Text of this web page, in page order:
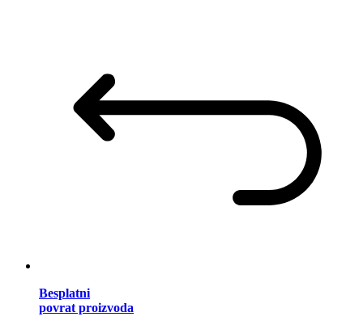
Besplatni
povrat proizvoda